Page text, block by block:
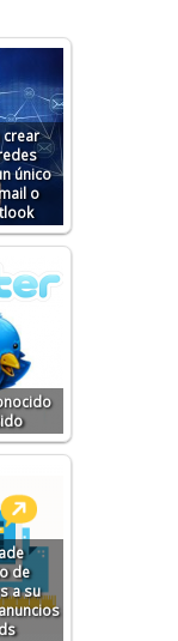
crear
único
o
de
a su